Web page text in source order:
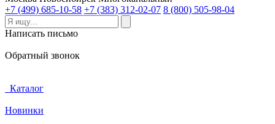
+7 (499) 685-10-58 +7 (383) 312-02-07 8 (800) 505-98-04
Написать письмо
Обратный звонок
Каталог
Новинки